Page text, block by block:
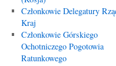
Członkowie Delegatury
Kraj
Członkowie Górskiego
Ochotniczego Pogotowia
Ratunkowego